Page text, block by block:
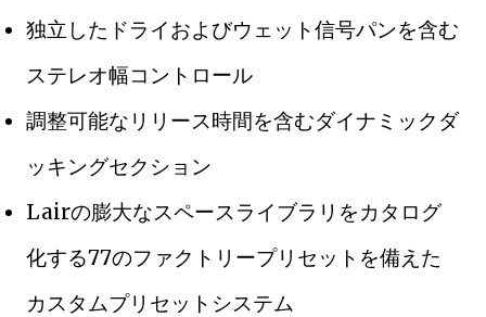
独立したドライおよびウェット信号パンを含む
ステレオ幅コントロール
調整可能なリリース時間を含むダイナミックダ
ッキングセクション
Lairの膨大なスペースライブラリをカタログ
化する77のファクトリープリセットを備えた
カスタムプリセットシステム